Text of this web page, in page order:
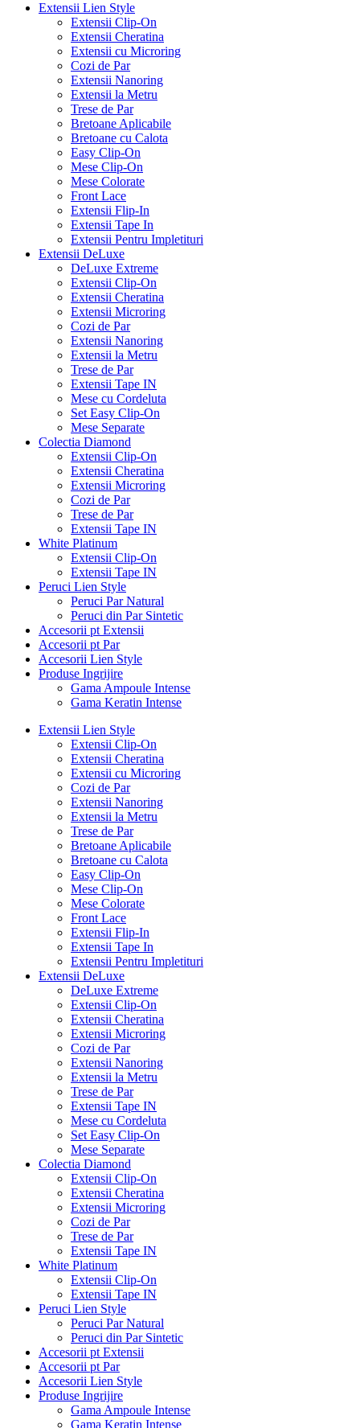
Extensii Lien Style
Extensii Clip-On
Extensii Cheratina
Extensii cu Microring
Cozi de Par
Extensii Nanoring
Extensii la Metru
Trese de Par
Bretoane Aplicabile
Bretoane cu Calota
Easy Clip-On
Mese Clip-On
Mese Colorate
Front Lace
Extensii Flip-In
Extensii Tape In
Extensii Pentru Impletituri
Extensii DeLuxe
DeLuxe Extreme
Extensii Clip-On
Extensii Cheratina
Extensii Microring
Cozi de Par
Extensii Nanoring
Extensii la Metru
Trese de Par
Extensii Tape IN
Mese cu Cordeluta
Set Easy Clip-On
Mese Separate
Colectia Diamond
Extensii Clip-On
Extensii Cheratina
Extensii Microring
Cozi de Par
Trese de Par
Extensii Tape IN
White Platinum
Extensii Clip-On
Extensii Tape IN
Peruci Lien Style
Peruci Par Natural
Peruci din Par Sintetic
Accesorii pt Extensii
Accesorii pt Par
Accesorii Lien Style
Produse Ingrijire
Gama Ampoule Intense
Gama Keratin Intense
Extensii Lien Style
Extensii Clip-On
Extensii Cheratina
Extensii cu Microring
Cozi de Par
Extensii Nanoring
Extensii la Metru
Trese de Par
Bretoane Aplicabile
Bretoane cu Calota
Easy Clip-On
Mese Clip-On
Mese Colorate
Front Lace
Extensii Flip-In
Extensii Tape In
Extensii Pentru Impletituri
Extensii DeLuxe
DeLuxe Extreme
Extensii Clip-On
Extensii Cheratina
Extensii Microring
Cozi de Par
Extensii Nanoring
Extensii la Metru
Trese de Par
Extensii Tape IN
Mese cu Cordeluta
Set Easy Clip-On
Mese Separate
Colectia Diamond
Extensii Clip-On
Extensii Cheratina
Extensii Microring
Cozi de Par
Trese de Par
Extensii Tape IN
White Platinum
Extensii Clip-On
Extensii Tape IN
Peruci Lien Style
Peruci Par Natural
Peruci din Par Sintetic
Accesorii pt Extensii
Accesorii pt Par
Accesorii Lien Style
Produse Ingrijire
Gama Ampoule Intense
Gama Keratin Intense